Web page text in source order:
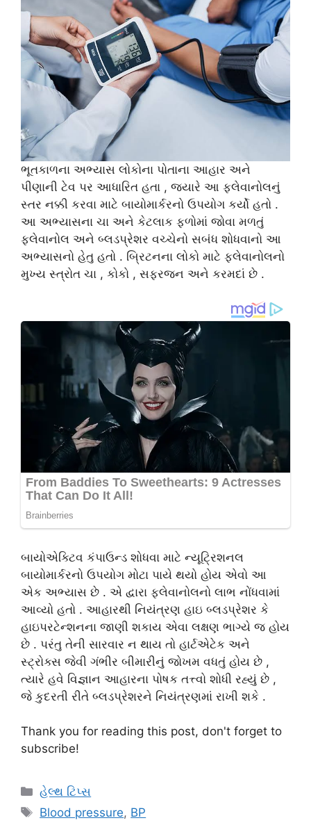
ભૂતકાળના અભ્યાસ લોકોના પોતાના આહાર અને
પીણાની ટેવ પર આધારિત હતા , જ્યારે આ ફ્લેવાનોલનું
સ્તર નક્કી કરવા માટે બાયોમાર્કરનો ઉપયોગ કર્યો હતો .
આ અભ્યાસના ચા અને કેટલાક ફળોમાં જોવા મળતું
ફ્લેવાનોલ અને બ્લડપ્રેશર વચ્ચેનો સબંધ શોધવાનો આ
અભ્યાસનો હેતુ હતો . બ્રિટનના લોકો માટે ફ્લેવાનોલનો
મુખ્ય સ્ત્રોત ચા , કોકો , સફરજન અને કરમદાં છે .
બાયોએક્ટિવ કંપાઉન્ડ શોધવા માટે ન્યૂટ્રિશનલ
બાયોમાર્કરનો ઉપયોગ મોટા પાયે થયો હોય એવો આ
એક અભ્યાસ છે . એ દ્વારા ફ્લેવાનોલનો લાભ નોંધવામાં
આવ્યો હતો . આહારથી નિયંત્રણ હાઇ બ્લડપ્રેશર કે
હાઇપરટેન્શનના જાણી શકાય એવા લક્ષણ ભાગ્યે જ હોય
છે . પરંતુ તેની સારવાર ન થાય તો હાર્ટએટેક અને
સ્ટ્રોક્સ જેવી ગંભીર બીમારીનું જોખમ વધતું હોય છે ,
ત્યારે હવે વિજ્ઞાન આહારના પોષક તત્ત્વો શોધી રહ્યું છે ,
જે કુદરતી રીતે બ્લડપ્રેશરને નિયંત્રણમાં રાખી શકે .
Thank you for reading this post, don't forget to
subscribe!
Categories
હેલ્થ ટિપ્સ
Tags
Blood pressure, BP